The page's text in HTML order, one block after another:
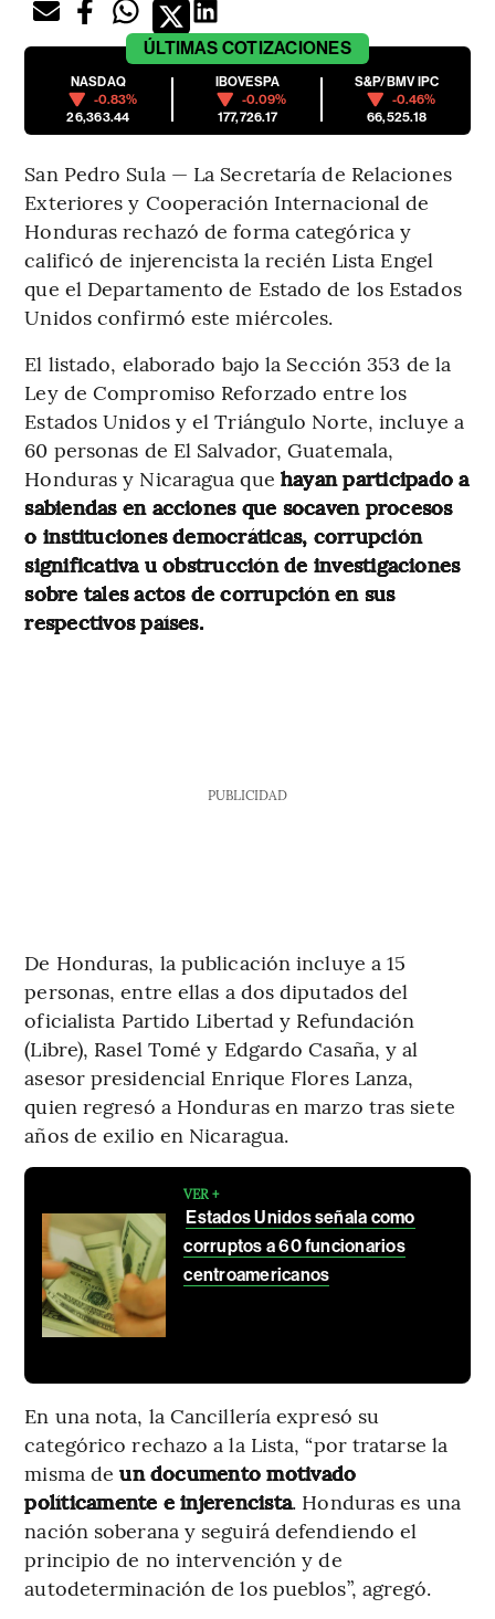
ÚLTIMAS COTIZACIONES
NASDAQ
-0.83%
26,363.44
IBOVESPA
-0.09%
177,726.17
S&P/BMV IPC
-0.46%
66,525.18
San Pedro Sula — La Secretaría de Relaciones
Exteriores y Cooperación Internacional de
Honduras rechazó de forma categórica y
calificó de injerencista la recién Lista Engel
que el Departamento de Estado de los Estados
Unidos confirmó este miércoles.
El listado, elaborado bajo la Sección 353 de la
Ley de Compromiso Reforzado entre los
Estados Unidos y el Triángulo Norte, incluye a
60 personas de El Salvador, Guatemala,
Honduras y Nicaragua que hayan participado a
sabiendas en acciones que socaven procesos
o instituciones democráticas, corrupción
significativa u obstrucción de investigaciones
sobre tales actos de corrupción en sus
respectivos países.
PUBLICIDAD
De Honduras, la publicación incluye a 15
personas, entre ellas a dos diputados del
oficialista Partido Libertad y Refundación
(Libre), Rasel Tomé y Edgardo Casaña, y al
asesor presidencial Enrique Flores Lanza,
quien regresó a Honduras en marzo tras siete
años de exilio en Nicaragua.
VER +
Estados Unidos señala como
corruptos a 60 funcionarios
centroamericanos
En una nota, la Cancillería expresó su
categórico rechazo a la Lista, “por tratarse la
misma deun documento motivado
políticamente e injerencista. Honduras es una
nación soberana y seguirá defendiendo el
principio de no intervención y de
autodeterminación de los pueblos”, agregó.